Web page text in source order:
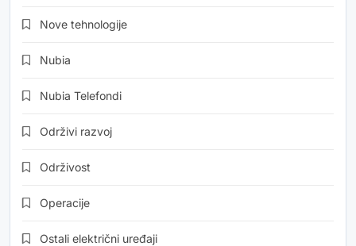
Nove tehnologije
Nubia
Nubia Telefondi
Održivi razvoj
Održivost
Operacije
Ostali električni uređaji